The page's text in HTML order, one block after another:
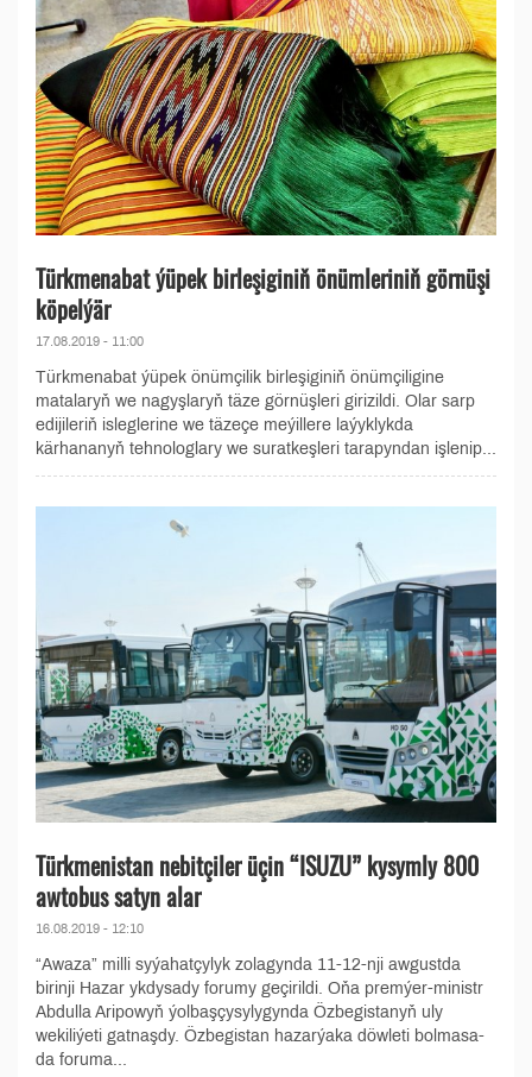
Türkmenabat ýüpek birleşiginiň önümleriniň görnüşi
köpelýär
17.08.2019 - 11:00
Türkmenabat ýüpek önümçilik birleşiginiň önümçiligine
matalaryň we nagyşlaryň täze görnüşleri girizildi. Olar sarp
edijileriň isleglerine we täzeçe meýillere laýyklykda
kärhananyň tehnologlary we suratkeşleri tarapyndan işlenip...
Türkmenistan nebitçiler üçin “ISUZU” kysymly 800
awtobus satyn alar
16.08.2019 - 12:10
“Awaza” milli syýahatçylyk zolagynda 11-12-nji awgustda
birinji Hazar ykdysady forumy geçirildi. Oňa premýer-ministr
Abdulla Aripowyň ýolbaşçysylygynda Özbegistanyň uly
wekiliýeti gatnaşdy. Özbegistan hazarýaka döwleti bolmasa-
da foruma...